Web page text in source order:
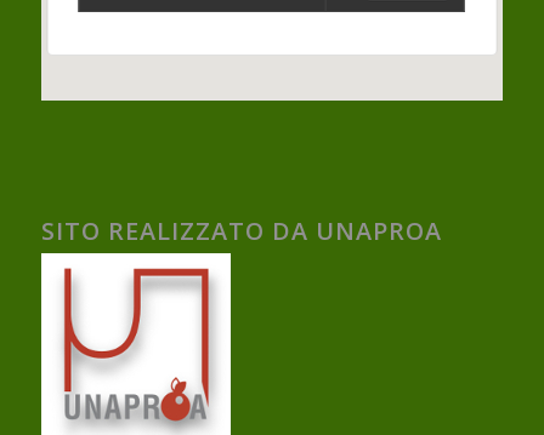
SITO REALIZZATO DA UNAPROA